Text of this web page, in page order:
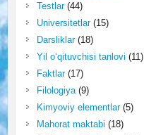
Testlar(44)
Universitetlar(15)
Darsliklar(18)
Yil o‘qituvchisi tanlovi (11)
Faktlar(17)
Filologiya(9)
Kimyoviy elementlar(5)
Mahorat maktabi (18)